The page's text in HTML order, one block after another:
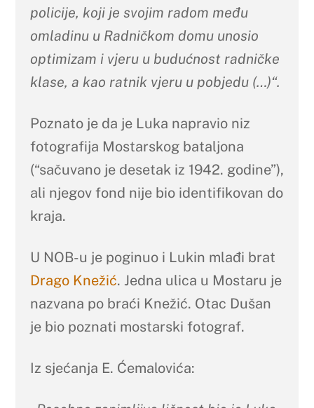
policije, koji je svojim radom među
omladinu u Radničkom domu unosio
optimizam i vjeru u budućnost radničke
klase, a kao ratnik vjeru u pobjedu (…)“.
Poznato je da je Luka napravio niz
fotografija Mostarskog bataljona
(“sačuvano je desetak iz 1942. godine”),
ali njegov fond nije bio identifikovan do
kraja.
U NOB-u je poginuo i Lukin mlađi brat
Drago Knežić. Jedna ulica u Mostaru je
nazvana po braći Knežić. Otac Dušan
je bio poznati mostarski fotograf.
Iz sjećanja E. Ćemalovića: